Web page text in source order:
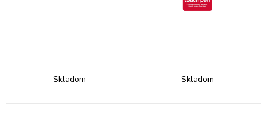
Skladom Skladom